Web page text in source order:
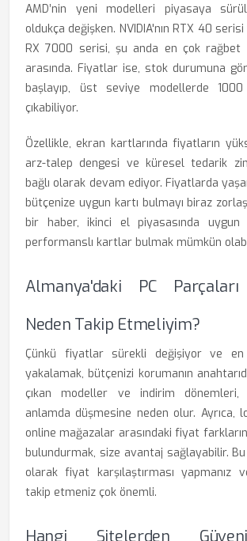
AMD’nin yeni modelleri piyasaya
oldukça değişken. NVIDIA'nın RTX 40
RX 7000 serisi, şu anda en çok rağbet
arasında. Fiyatlar ise, stok durumuna
başlayıp, üst seviye modellerde 1000
çıkabiliyor.
Özellikle, ekran kartlarında fiyatların
arz-talep dengesi ve küresel tedarik
bağlı olarak devam ediyor. Fiyatlarda
bütçenize uygun kartı bulmayı biraz
bir haber, ikinci el piyasasında
performanslı kartlar bulmak mümkün
Almanya'daki PC Parçaları
Neden Takip Etmeliyim?
Çünkü fiyatlar sürekli değişiyor ve en
yakalamak, bütçenizi korumanın
çıkan modeller ve indirim dönemleri,
anlamda düşmesine neden olur. Ayrıca,
online mağazalar arasındaki fiyat
bulundurmak, size avantaj sağlayabilir.
olarak fiyat karşılaştırması yapmanız
takip etmeniz çok önemli.
Hangi Sitelerden